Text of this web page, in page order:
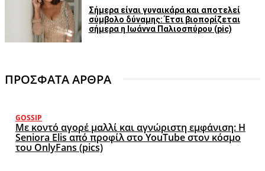
Σήμερα είναι γυναικάρα και αποτελεί
σύμβολο δύναμης: Έτσι βιοπορίζεται
σήμερα η Ιωάννα Παλιοσπύρου (pic)
ΠΡΟΣΦΑΤΑ ΑΡΘΡΑ
GOSSIP
Με κοντό αγορέ μαλλί και αγνώριστη εμφάνιση: Η
Seniora Elis από προφίλ στο YouTube στον κόσμο
του OnlyFans (pics)